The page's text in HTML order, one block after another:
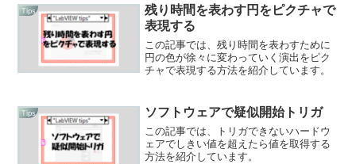
Tips
残り時間を表わす円をピクチャで
表現する
この記事では、残り時間を表わすために
円の色が徐々に変わっていく演出をピク
チャで表現する方法を紹介しています。
Tips ソフトウェアで疑似開始トリガ
この記事では、トリガできないハードウ
ェアでしきい値を超えたら値を取得する
方法を紹介しています。